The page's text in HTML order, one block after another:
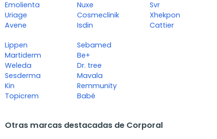
Emolienta
Uriage
Avene
Nuxe
Cosmeclinik
Isdin
Svr
Xhekpon
Cattier
Lippen
Martiderm
Weleda
Sesderma
Kin
Topicrem
Sebamed
Be+
Dr. tree
Mavala
Remmunity
Babé
Otras marcas destacadas de Corporal